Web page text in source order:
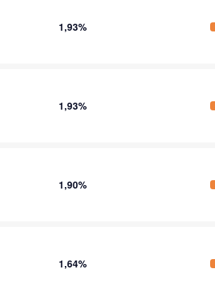
1,93%
1,93%
1,90%
1,64%